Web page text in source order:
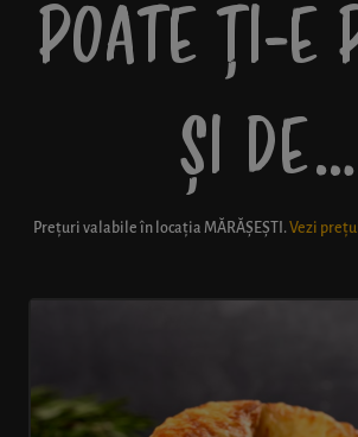
POATE ȚI-E
ȘI DE…
Prețuri valabile în locația MĂRĂȘEȘTI . Vezi